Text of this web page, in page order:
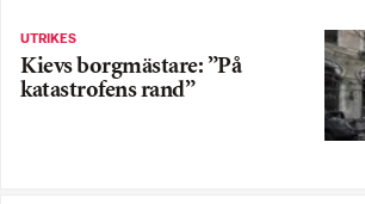
UTRIKES
Kievs borgmästare: ”På
katastrofens rand”